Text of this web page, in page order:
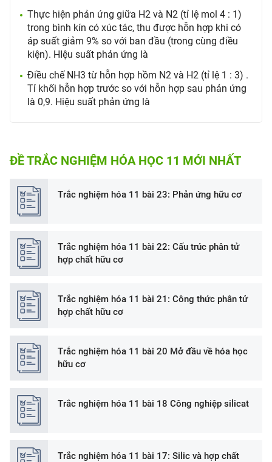
Thực hiện phản ứng giữa H2 và N2 (tỉ lệ mol 4 : 1)
trong bình kín có xúc tác, thu được hỗn hợp khi có
áp suất giảm 9% so với ban đầu (trong cùng điều
kiện). HIệu suất phản ứng là
Điều chế NH3 từ hỗn hợp hồm N2 và H2 (tỉ lệ 1 : 3) .
Tỉ khối hỗn hợp trước so với hỗn hợp sau phản ứng
là 0,9. Hiệu suất phản ứng là
ĐỀ TRẮC NGHIỆM HÓA HỌC 11 MỚI NHẤT
Trắc nghiệm hóa 11 bài 23: Phản ứng hữu cơ
Trắc nghiệm hóa 11 bài 22: Cấu trúc phân tử
hợp chất hữu cơ
Trắc nghiệm hóa 11 bài 21: Công thức phân tử
hợp chất hữu cơ
Trắc nghiệm hóa 11 bài 20 Mở đầu về hóa học
hữu cơ
Trắc nghiệm hóa 11 bài 18 Công nghiệp silicat
Trắc nghiệm hóa 11 bài 17: Silic và hợp chất